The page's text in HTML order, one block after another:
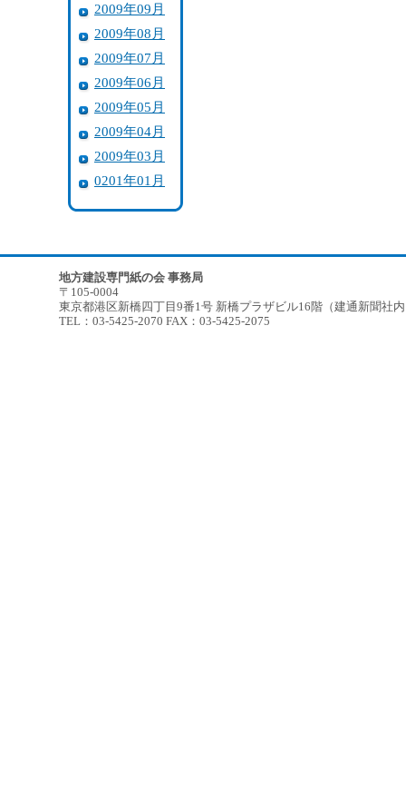
2009年09月
2009年08月
2009年07月
2009年06月
2009年05月
2009年04月
2009年03月
0201年01月
地方建設専門紙の会 事務局
〒105-0004
東京都港区新橋四丁目9番1号 新橋プラザビル16階（建通新聞社
TEL：03-5425-2070 FAX：03-5425-2075